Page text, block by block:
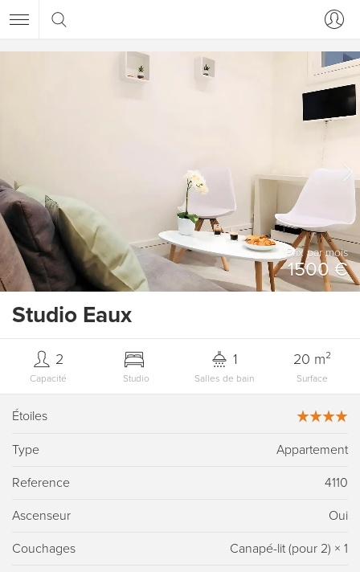
Prix ​​par mois
1500 €
Studio Eaux
Capacité
2
Studio Salles de bain
1
Surface
20 m²
Étoiles
Type Appartement
Reference 4110
Ascenseur Oui
Couchages Canapé-lit (pour 2) × 1